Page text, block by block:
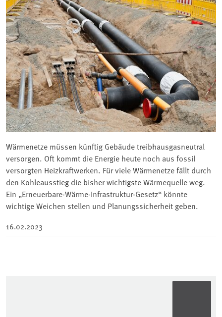
Wärmenetze müssen künftig Gebäude treibhausgasneutral
versorgen. Oft kommt die Energie heute noch aus fossil
versorgten Heizkraftwerken. Für viele Wärmenetze fällt durch
den Kohleausstieg die bisher wichtigste Wärmequelle weg.
Ein „Erneuerbare-Wärme-Infrastruktur-Gesetz“ könnte
wichtige Weichen stellen und Planungssicherheit geben.
16.02.2023